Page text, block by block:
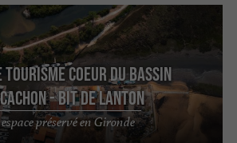
Tourisme Coeur du Bassin
- BIT de Lanton
préservé en Gironde